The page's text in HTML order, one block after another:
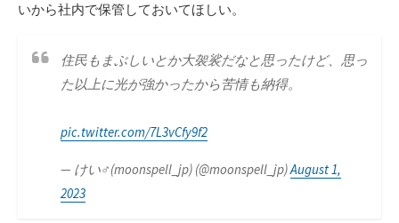
いから社内で保管しておいてほしい。
住民もまぶしいとか大袈裟だなと思ったけど、思っ
た以上に光が強かったから苦情も納得。
pic.twitter.com/7L3vCfy9f2
— けい♂(moonspell_jp) (@moonspell_jp)August 1,
2023